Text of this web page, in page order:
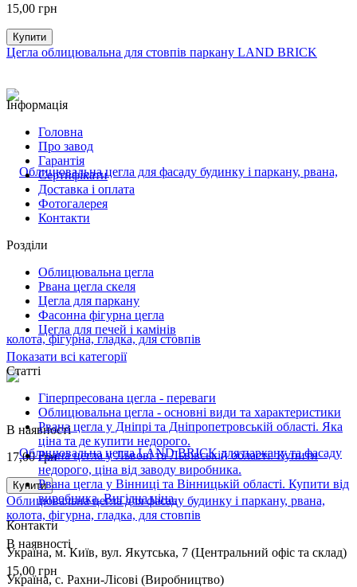
15,00 грн
Купити
Цегла облицювальна для стовпів паркану LAND BRICK
В наявності
17,00грн
Купити
Облицювальна цегла для фасаду будинку і паркану, рвана,
колота, фігурна, гладка, для стовпів
В наявності
15,00 грн
Інформація
Головна
Про завод
Гарантія
Сертифікати
Доставка і оплата
Фотогалерея
Контакти
Розділи
Облицювальна цегла
Рвана цегла скеля
Цегла для паркану
Фасонна фігурна цегла
Цегла для печей і камінів
Показати всі категорії
Статті
Гіперпресована цегла - переваги
Облицювальна цегла - основні види та характеристики
Рвана цегла у Дніпрі та Дніпропетровській області. Яка
ціна та де купити недорого.
Рвана цегла у Львові та Львівській області. Купити
недорого, ціна від заводу виробника.
Рвана цегла у Вінниці та Вінницькій області. Купити від
виробника. Вигідна ціна.
Контакти
Українa, м. Київ, вул. Якутська, 7 (Центральний офіс та склад)
Україна, с. Рахни-Лісові (Виробництво)